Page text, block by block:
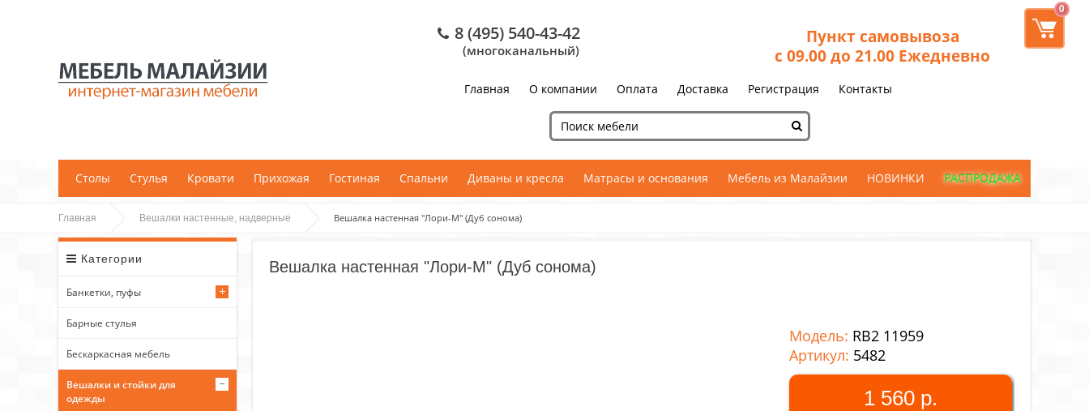
0
8 (495) 540-43-42
(многоканальный)
Пункт самовывоза
с 09.00 до 21.00 Ежедневно
Главная О компании Оплата Доставка Регистрация Контакты
Столы Стулья Кровати Прихожая Гостиная Спальни Диваны и кресла Матрасы и основания Мебель из Малайзии НОВИНКИ РАСПРОДАЖА
Главная Вешалки настенные, надверные Вешалка настенная "Лори-М" (Дуб сонома)
Категории
Банкетки, пуфы
Барные стулья
Бескаркасная мебель
Вешалки и стойки для
одежды
Вешалка настенная "Лори-М" (Дуб сонома)
Модель: RB2 11959
Артикул: 5482
1 560 р.